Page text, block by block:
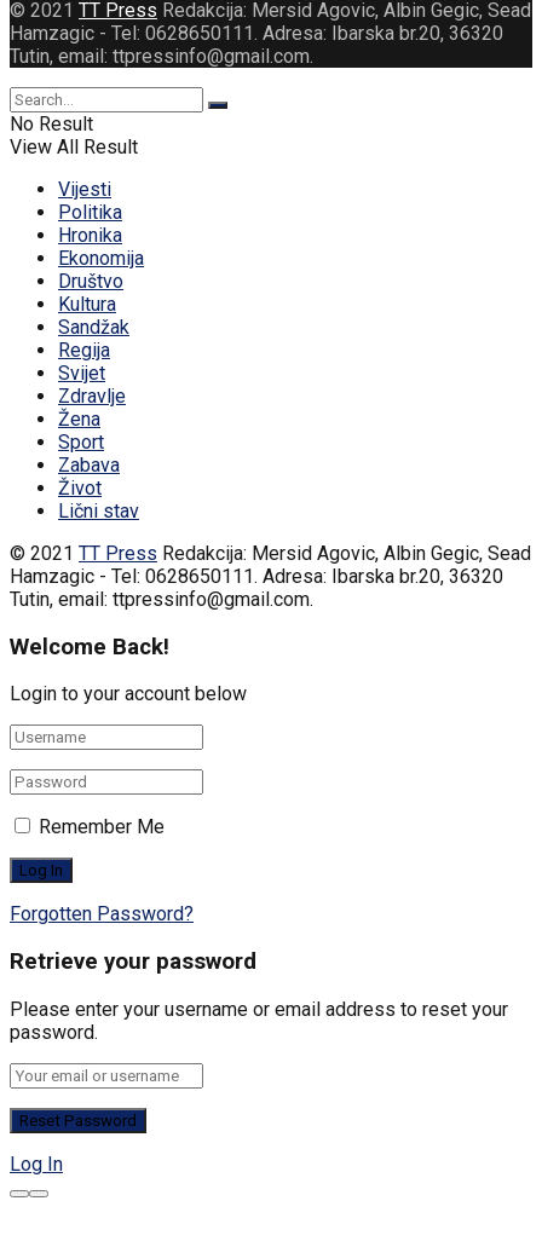
© 2021 TT Press Redakcija: Mersid Agovic, Albin Gegic, Sead
Hamzagic - Tel: 0628650111. Adresa: Ibarska br.20, 36320
Tutin, email: ttpressinfo@gmail.com.
No Result
View All Result
Vijesti
Politika
Hronika
Ekonomija
Društvo
Kultura
Sandžak
Regija
Svijet
Zdravlje
Žena
Sport
Zabava
Život
Lični stav
© 2021 TT Press Redakcija: Mersid Agovic, Albin Gegic, Sead
Hamzagic - Tel: 0628650111. Adresa: Ibarska br.20, 36320
Tutin, email: ttpressinfo@gmail.com.
Welcome Back!
Login to your account below
Remember Me
Forgotten Password?
Retrieve your password
Please enter your username or email address to reset your
password.
Log In